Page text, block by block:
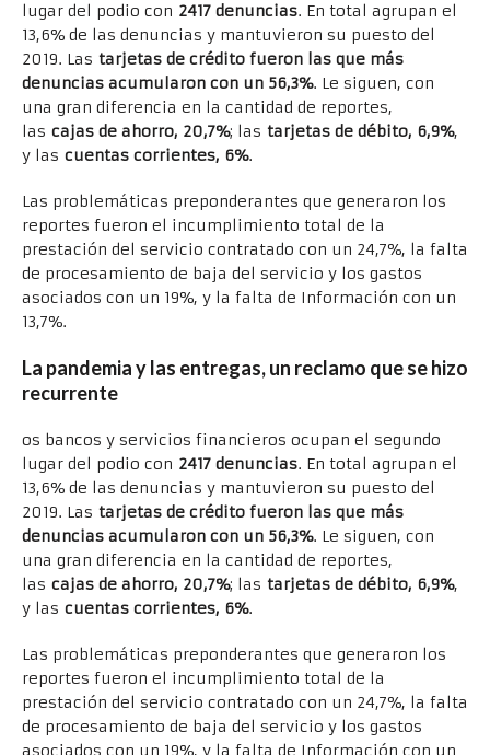
lugar del podio con 2417 denuncias. En total agrupan el
13,6% de las denuncias y mantuvieron su puesto del
2019. Las tarjetas de crédito fueron las que más
denuncias acumularon con un 56,3%. Le siguen, con
una gran diferencia en la cantidad de reportes,
las cajas de ahorro, 20,7%; las tarjetas de débito, 6,9%,
y las cuentas corrientes, 6%.
Las problemáticas preponderantes que generaron los
reportes fueron el incumplimiento total de la
prestación del servicio contratado con un 24,7%, la falta
de procesamiento de baja del servicio y los gastos
asociados con un 19%, y la falta de Información con un
13,7%.
La pandemia y las entregas, un reclamo que se hizo
recurrente
os bancos y servicios financieros ocupan el segundo
lugar del podio con 2417 denuncias. En total agrupan el
13,6% de las denuncias y mantuvieron su puesto del
2019. Las tarjetas de crédito fueron las que más
denuncias acumularon con un 56,3%. Le siguen, con
una gran diferencia en la cantidad de reportes,
las cajas de ahorro, 20,7%; las tarjetas de débito, 6,9%,
y las cuentas corrientes, 6%.
Las problemáticas preponderantes que generaron los
reportes fueron el incumplimiento total de la
prestación del servicio contratado con un 24,7%, la falta
de procesamiento de baja del servicio y los gastos